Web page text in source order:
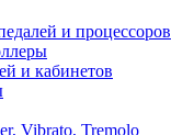
и процессоров
и кабинетов
Vibrato, Tremolo